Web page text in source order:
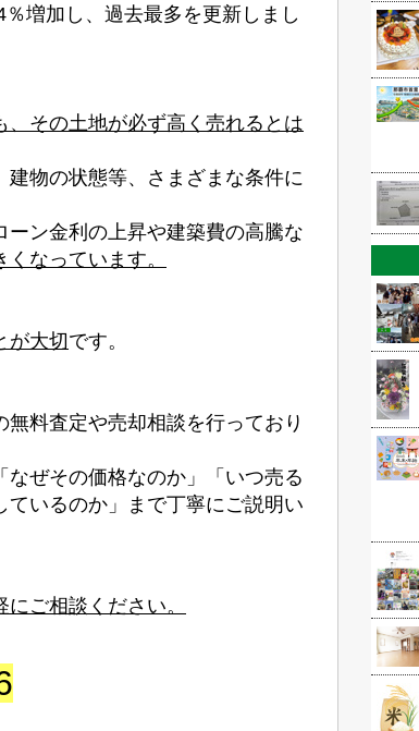
％増加し、過去最多を更新しまし
、その土地が必ず高く売れるとは
物の状態等、さまざまな条件に
ン金利の上昇や建築費の高騰な
なっています。
が大切 です。
料査定や売却相談を行っており
ぜその価格なのか」「いつ売る
いるのか」まで丁寧にご説明い
ご相談ください。